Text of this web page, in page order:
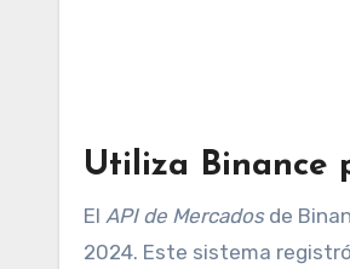
Utiliza Binance
El API de Mercadosde
2024. Este sistema